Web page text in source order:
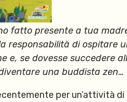
fatto presente a tua
responsabilità di ospitare
e, se dovesse succedere
una buddista
per un’attività